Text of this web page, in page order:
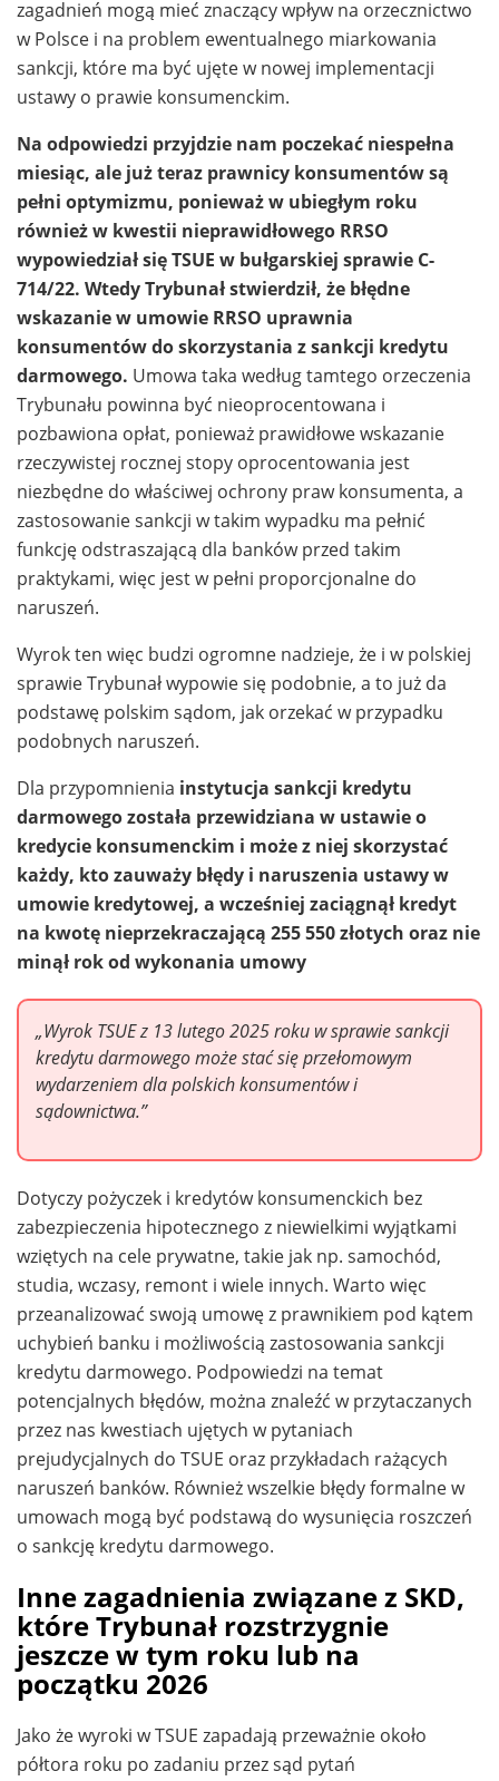
zagadnień mogą mieć znaczący wpływ na orzecznictwo
w Polsce i na problem ewentualnego miarkowania
sankcji, które ma być ujęte w nowej implementacji
ustawy o prawie konsumenckim.
Na odpowiedzi przyjdzie nam poczekać niespełna
miesiąc, ale już teraz prawnicy konsumentów są
pełni optymizmu, ponieważ w ubiegłym roku
również w kwestii nieprawidłowego RRSO
wypowiedział się TSUE w bułgarskiej sprawie C-
714/22. Wtedy Trybunał stwierdził, że błędne
wskazanie w umowie RRSO uprawnia
konsumentów do skorzystania z sankcji kredytu
darmowego. Umowa taka według tamtego orzeczenia
Trybunału powinna być nieoprocentowana i
pozbawiona opłat, ponieważ prawidłowe wskazanie
rzeczywistej rocznej stopy oprocentowania jest
niezbędne do właściwej ochrony praw konsumenta, a
zastosowanie sankcji w takim wypadku ma pełnić
funkcję odstraszającą dla banków przed takim
praktykami, więc jest w pełni proporcjonalne do
naruszeń.
Wyrok ten więc budzi ogromne nadzieje, że i w polskiej
sprawie Trybunał wypowie się podobnie, a to już da
podstawę polskim sądom, jak orzekać w przypadku
podobnych naruszeń.
Dla przypomnienia instytucja sankcji kredytu
darmowego została przewidziana w ustawie o
kredycie konsumenckim i może z niej skorzystać
każdy, kto zauważy błędy i naruszenia ustawy w
umowie kredytowej, a wcześniej zaciągnął kredyt
na kwotę nieprzekraczającą 255 550 złotych oraz nie
minął rok od wykonania umowy
„Wyrok TSUE z 13 lutego 2025 roku w sprawie sankcji
kredytu darmowego może stać się przełomowym
wydarzeniem dla polskich konsumentów i
sądownictwa.”
Dotyczy pożyczek i kredytów konsumenckich bez
zabezpieczenia hipotecznego z niewielkimi wyjątkami
wziętych na cele prywatne, takie jak np. samochód,
studia, wczasy, remont i wiele innych. Warto więc
przeanalizować swoją umowę z prawnikiem pod kątem
uchybień banku i możliwością zastosowania sankcji
kredytu darmowego. Podpowiedzi na temat
potencjalnych błędów, można znaleźć w przytaczanych
przez nas kwestiach ujętych w pytaniach
prejudycjalnych do TSUE oraz przykładach rażących
naruszeń banków. Również wszelkie błędy formalne w
umowach mogą być podstawą do wysunięcia roszczeń
o sankcję kredytu darmowego.
Inne zagadnienia związane z SKD,
które Trybunał rozstrzygnie
jeszcze w tym roku lub na
początku 2026
Jako że wyroki w TSUE zapadają przeważnie około
półtora roku po zadaniu przez sąd pytań